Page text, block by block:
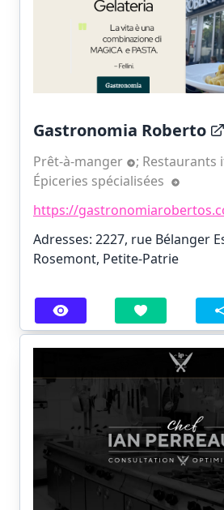
Gastronomia Roberto
Prêt-à-manger ; Restaurants
Épiceries spécialisées
https://
Adresses: 2227, rue Bélanger
Rosemont, Petite-Patrie